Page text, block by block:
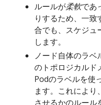
ルールが柔軟であ
りするため、一
合でも、スケジュ
します。
ノード自体のラ
のトポロジカルド
Podのラベルを使
ます。これによ
させるかのルール